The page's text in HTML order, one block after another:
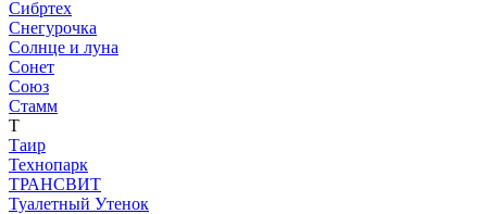
Сибртех
Снегурочка
Солнце и луна
Сонет
Союз
Стамм
Т
Таир
Технопарк
ТРАНСВИТ
Туалетный Утенок